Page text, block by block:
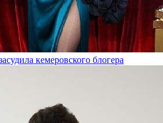
кемеровского блогера